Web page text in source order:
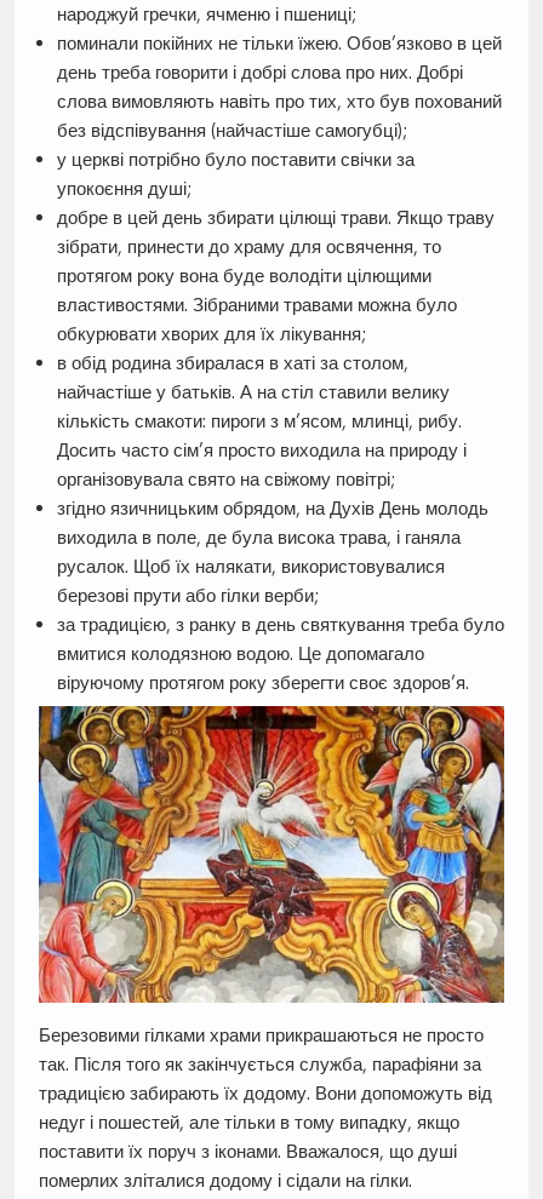
народжуй гречки, ячменю і пшениці;
поминали покійних не тільки їжею. Обов’язково в цей
день треба говорити і добрі слова про них. Добрі
слова вимовляють навіть про тих, хто був похований
без відспівування (найчастіше самогубці);
у церкві потрібно було поставити свічки за
упокоєння душі;
добре в цей день збирати цілющі трави. Якщо траву
зібрати, принести до храму для освячення, то
протягом року вона буде володіти цілющими
властивостями. Зібраними травами можна було
обкурювати хворих для їх лікування;
в обід родина збиралася в хаті за столом,
найчастіше у батьків. А на стіл ставили велику
кількість смакоти: пироги з м’ясом, млинці, рибу.
Досить часто сім’я просто виходила на природу і
організовувала свято на свіжому повітрі;
згідно язичницьким обрядом, на Духів День молодь
виходила в поле, де була висока трава, і ганяла
русалок. Щоб їх налякати, використовувалися
березові прути або гілки верби;
за традицією, з ранку в день святкування треба було
вмитися колодязною водою. Це допомагало
віруючому протягом року зберегти своє здоров’я.
Березовими гілками храми прикрашаються не просто
так. Після того як закінчується служба, парафіяни за
традицією забирають їх додому. Вони допоможуть від
недуг і пошестей, але тільки в тому випадку, якщо
поставити їх поруч з іконами. Вважалося, що душі
померлих зліталися додому і сідали на гілки.